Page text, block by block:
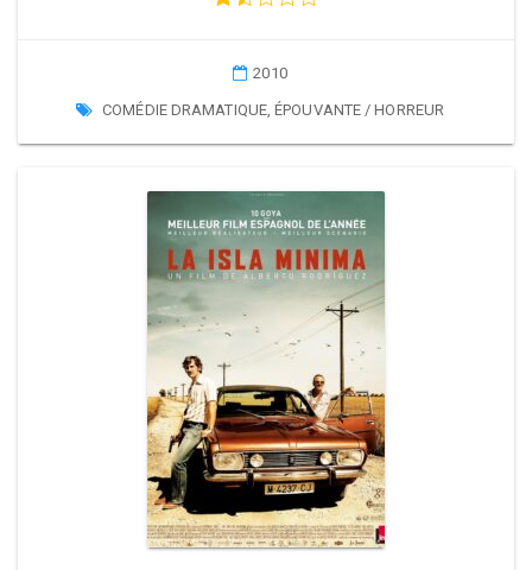
2010
COMÉDIE DRAMATIQUE,ÉPOUVANTE / HORREUR